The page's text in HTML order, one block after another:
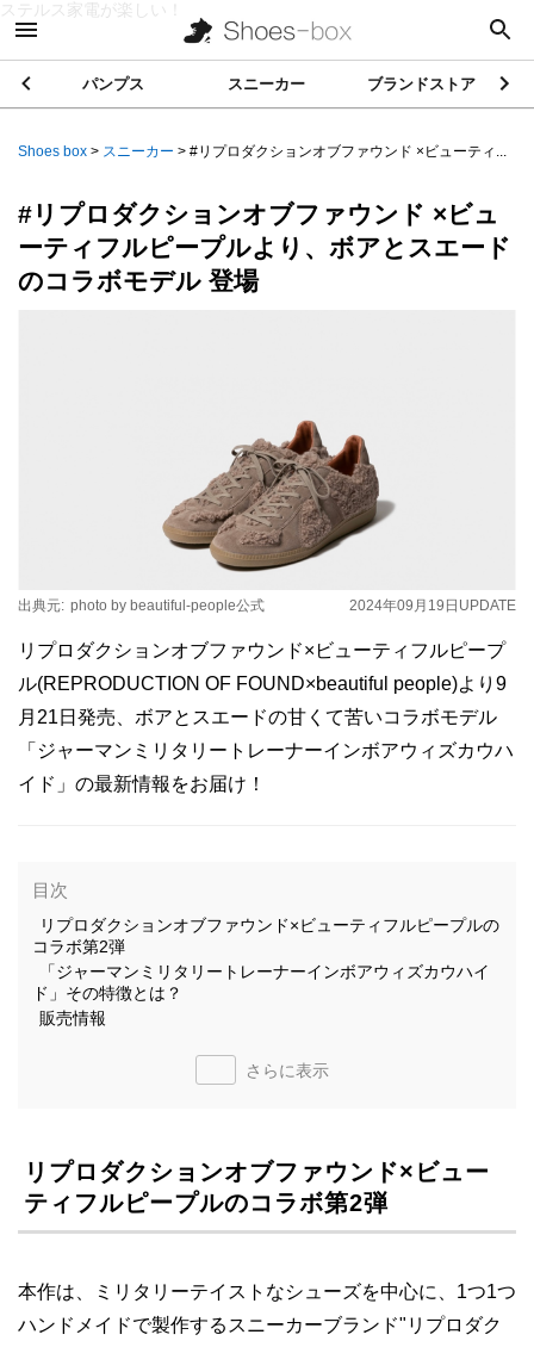
ステルス家電が楽しい！
パンプス スニーカー ブランドストア
Shoes box > スニーカー > #リプロダクションオブファウンド ×ビューティ...
#リプロダクションオブファウンド ×ビュ
ーティフルピープルより、ボアとスエード
のコラボモデル 登場
2024年09月19日 UPDATE
出典元: photo by beautiful-people公式
リプロダクションオブファウンド×ビューティフルピープ
ル(REPRODUCTION OF FOUND×beautiful people)より9
月21日発売、ボアとスエードの甘くて苦いコラボモデル
「ジャーマンミリタリートレーナーインボアウィズカウハ
イド」の最新情報をお届け！
目次
リプロダクションオブファウンド×ビューティフルピープルの
コラボ第2弾
「ジャーマンミリタリートレーナーインボアウィズカウハイ
ド」その特徴とは？
販売情報
さらに表示
リプロダクションオブファウンド×ビュー
ティフルピープルのコラボ第2弾
本作は、ミリタリーテイストなシューズを中心に、1つ1つ
ハンドメイドで製作するスニーカーブランド"リプロダク